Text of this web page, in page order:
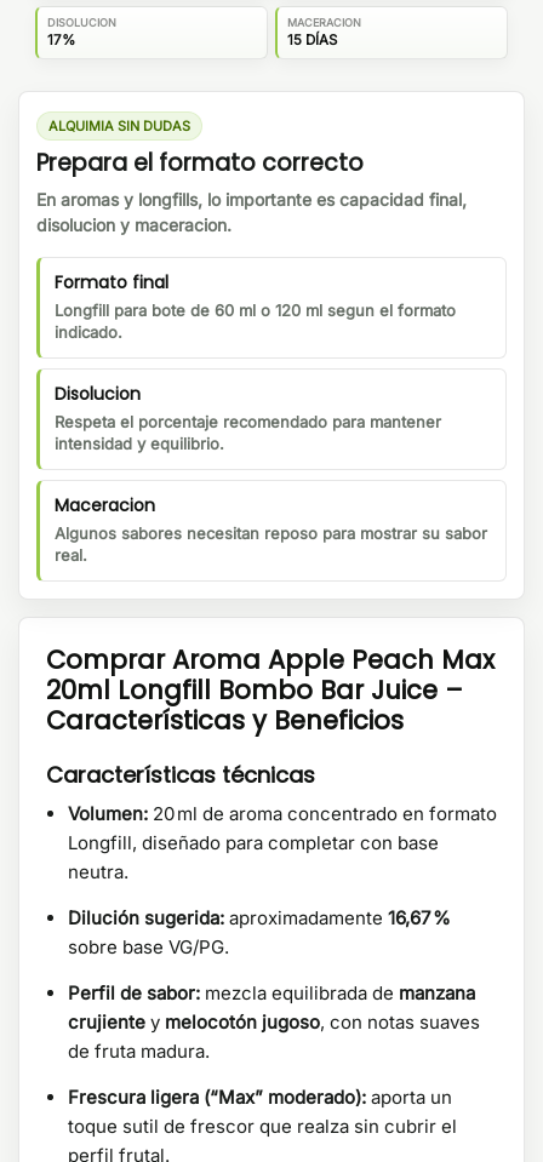
DISOLUCION
17%
MACERACION
15 DÍAS
ALQUIMIA SIN DUDAS
Prepara el formato correcto
En aromas y longfills, lo importante es capacidad final,
disolucion y maceracion.
Formato final
Longfill para bote de 60 ml o 120 ml segun el formato
indicado.
Disolucion
Respeta el porcentaje recomendado para mantener
intensidad y equilibrio.
Maceracion
Algunos sabores necesitan reposo para mostrar su sabor
real.
Comprar Aroma Apple Peach Max
20ml Longfill Bombo Bar Juice –
Características y Beneficios
Características técnicas
Volumen: 20 ml de aroma concentrado en formato
Longfill, diseñado para completar con base
neutra.
Dilución sugerida: aproximadamente 16,67 %
sobre base VG/PG.
Perfil de sabor: mezcla equilibrada de manzana
crujiente y melocotón jugoso, con notas suaves
de fruta madura.
Frescura ligera (“Max” moderado): aporta un
toque sutil de frescor que realza sin cubrir el
perfil frutal.